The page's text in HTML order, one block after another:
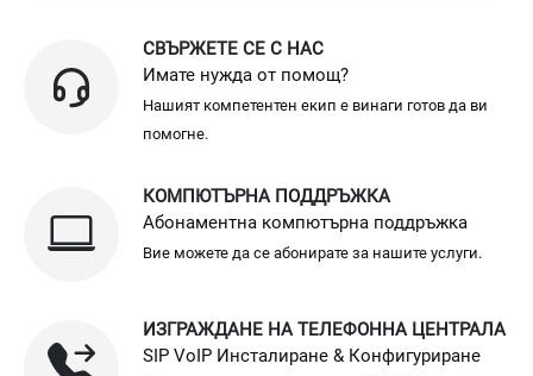
СВЪРЖЕТЕ СЕ С НАС
Имате нужда от помощ?
Нашият компетентен екип е винаги готов да ви
помогне.
КОМПЮТЪРНА ПОДДРЪЖКА
Абонаментна компютърна поддръжка
Вие можете да се абонирате за нашите услуги.
ИЗГРАЖДАНЕ НА ТЕЛЕФОННА ЦЕНТРАЛА
SIP VoIP Инсталиране & Конфигуриране